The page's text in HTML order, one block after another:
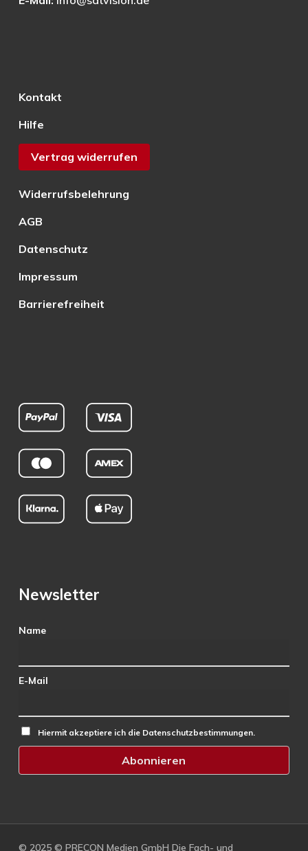
Kontakt
Hilfe
Vertrag widerrufen
Widerrufsbelehrung
AGB
Datenschutz
Impressum
Barrierefreiheit
Newsletter
Name
E-Mail
Hiermit akzeptiere ich die Datenschutzbestimmungen.
© 2025 © PRECON Medien GmbH Die Fach- und